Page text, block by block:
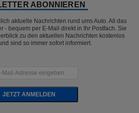
ABONNIEREN
aktuelle Nachrichten rund ums Auto. All das
- bequem per E-Mail direkt in Ihr Postfach. Sie
zu den aktuellen Nachrichten kostenlos
sind so immer sofort informiert.
JETZT ANMELDEN